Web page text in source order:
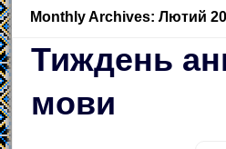
Monthly Archives: Лютий
Тиждень
мови